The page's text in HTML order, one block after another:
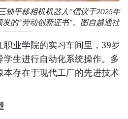
轴平移相机机器人”倡议于2025年
的“劳动创新证书”。图自越通社
业学院的实习车间里，39岁
生进行自动化系统操作。多
存在于现代工厂的先进技术